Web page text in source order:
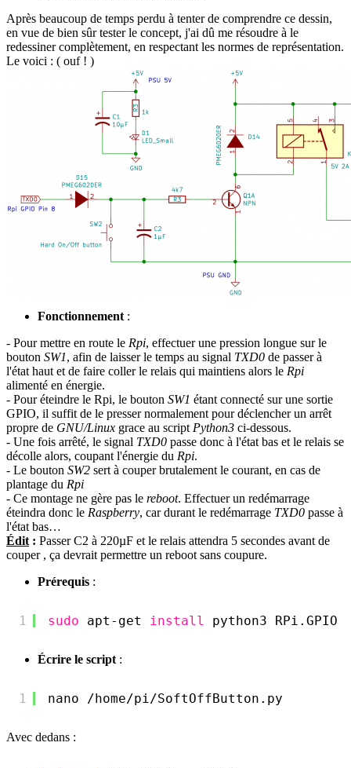
Après beaucoup de temps perdu à tenter de comprendre ce dessin,
en vue de bien sûr tester le concept, j'ai dû me résoudre à le
redessiner complètement, en respectant les normes de représentation.
Le voici : ( ouf ! )
Fonctionnement :
- Pour mettre en route le Rpi, effectuer une pression longue sur le
bouton SW1, afin de laisser le temps au signal TXD0 de passer à
l'état haut et de faire coller le relais qui maintiens alors le Rpi
alimenté en énergie.
- Pour éteindre le Rpi, le bouton SW1 étant connecté sur une sortie
GPIO, il suffit de le presser normalement pour déclencher un arrêt
propre de GNU/Linux grace au script Python3 ci-dessous.
- Une fois arrêté, le signal TXD0 passe donc à l'état bas et le relais se
décolle alors, coupant l'énergie du Rpi.
- Le bouton SW2 sert à couper brutalement le courant, en cas de
plantage du Rpi
- Ce montage ne gère pas le reboot. Effectuer un redémarrage
éteindra donc le Raspberry, car durant le redémarrage TXD0 passe à
l'état bas…
Édit : Passer C2 à 220µF et le relais attendra 5 secondes avant de
couper , ça devrait permettre un reboot sans coupure.
Prérequis :
1 sudo apt-get install python3 RPi.GPIO
Écrire le script :
1 nano /home/pi/SoftOffButton .py
Avec dedans :